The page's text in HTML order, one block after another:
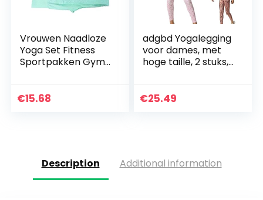
Vrouwen Naadloze
Yoga Set Fitness
Sportpakken Gym
Shirts Hoge Taille
€15.68
adgbd Yogalegging
voor dames, met
hoge taille, 2 stuks,
€25.49
Description Additional information